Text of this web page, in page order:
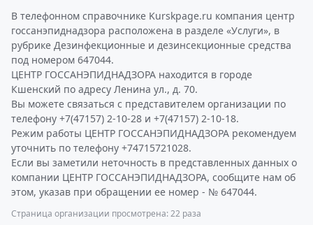
В телефонном справочнике Kurskpage.ru компания центр
госсанэпиднадзора расположена в разделе «Услуги», в
рубрике Дезинфекционные и дезинсекционные средства
под номером 647044.
ЦЕНТР ГОССАНЭПИДНАДЗОРА находится в городе
Кшенский по адресу Ленина ул., д. 70.
Вы можете связаться с представителем организации по
телефону +7(47157) 2-10-28 и +7(47157) 2-10-18.
Режим работы ЦЕНТР ГОССАНЭПИДНАДЗОРА рекомендуем
уточнить по телефону +74715721028.
Если вы заметили неточность в представленных данных о
компании ЦЕНТР ГОССАНЭПИДНАДЗОРА, сообщите нам об
этом, указав при обращении ее номер - № 647044.
Страница организации просмотрена: 22 раза